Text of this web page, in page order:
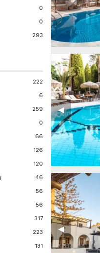
0
0
293
222
6
259
0
66
126
120
46
56
56
317
223
131
◀︎
◀︎